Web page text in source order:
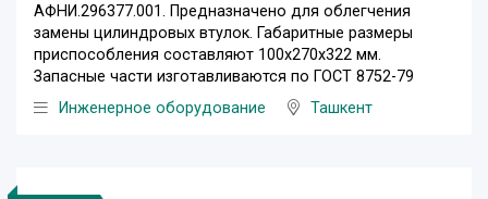
АФНИ.296377.001. Предназначено для облегчения
замены цилиндровых втулок. Габаритные размеры
приспособления составляют 100х270х322 мм.
Запасные части изготавливаются по ГОСТ 8752-79
Инженерное оборудование
Ташкент